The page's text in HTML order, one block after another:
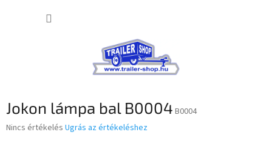
Jokon lámpa bal B0004 B0004
A
Nincs értékelés Ugrás az értékeléshez